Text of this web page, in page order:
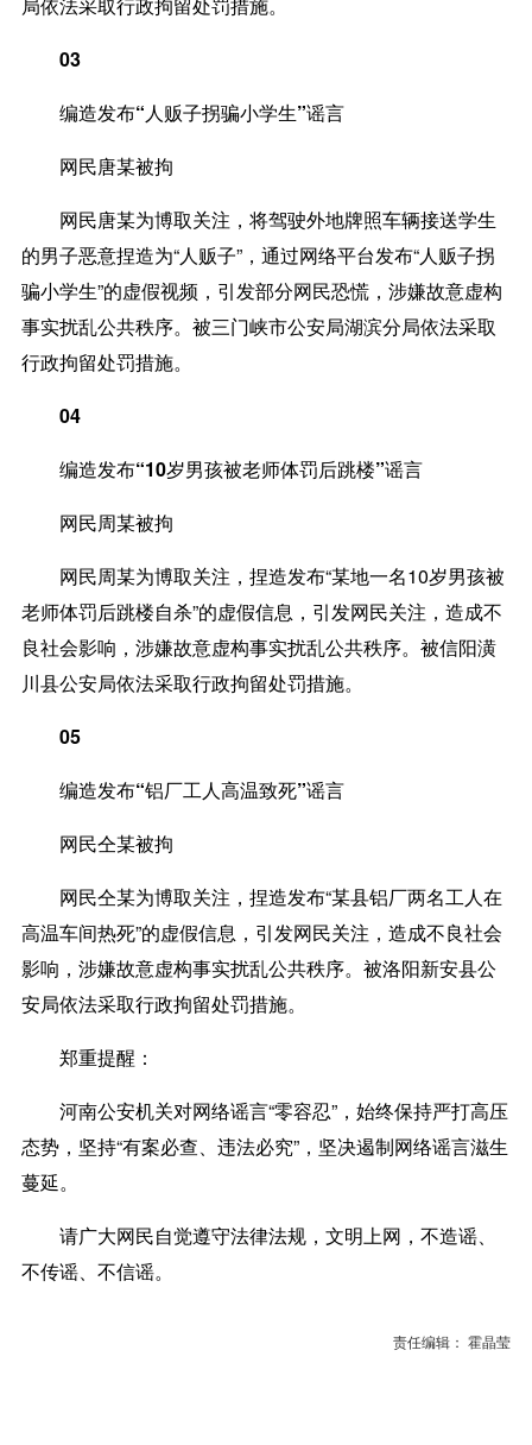
03
编造发布“人贩子拐骗小学生”谣言
网民唐某被拘
网民唐某为博取关注，将驾驶外地牌照车辆接送学生
的男子恶意捏造为“人贩子”，通过网络平台发布“人贩子拐
骗小学生”的虚假视频，引发部分网民恐慌，涉嫌故意虚构
事实扰乱公共秩序。被三门峡市公安局湖滨分局依法采取
行政拘留处罚措施。
04
编造发布“10岁男孩被老师体罚后跳楼”谣言
网民周某被拘
网民周某为博取关注，捏造发布“某地一名10岁男孩被
老师体罚后跳楼自杀”的虚假信息，引发网民关注，造成不
良社会影响，涉嫌故意虚构事实扰乱公共秩序。被信阳潢
川县公安局依法采取行政拘留处罚措施。
05
编造发布“铝厂工人高温致死”谣言
网民仝某被拘
网民仝某为博取关注，捏造发布“某县铝厂两名工人在
高温车间热死”的虚假信息，引发网民关注，造成不良社会
影响，涉嫌故意虚构事实扰乱公共秩序。被洛阳新安县公
安局依法采取行政拘留处罚措施。
郑重提醒：
河南公安机关对网络谣言“零容忍”，始终保持严打高压
态势，坚持“有案必查、违法必究”，坚决遏制网络谣言滋生
蔓延。
请广大网民自觉遵守法律法规，文明上网，不造谣、
不传谣、不信谣。
责任编辑： 霍晶莹